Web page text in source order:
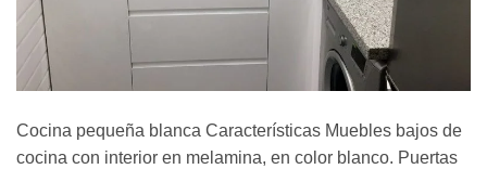
Cocina pequeña blanca Características Muebles bajos de
cocina con interior en melamina, en color blanco. Puertas